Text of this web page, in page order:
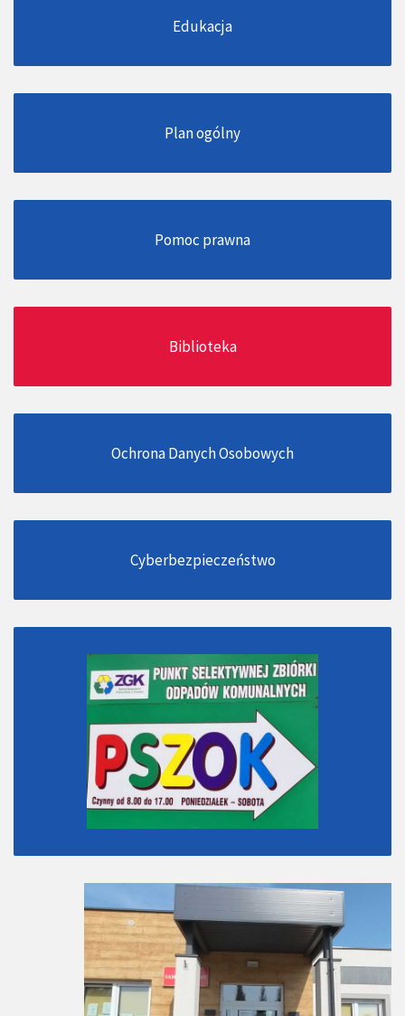
Edukacja
Plan ogólny
Pomoc prawna
Biblioteka
Ochrona Danych Osobowych
Cyberbezpieczeństwo